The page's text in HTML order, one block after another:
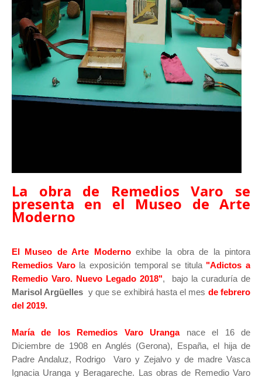
La obra de Remedios Varo se
presenta en el Museo de Arte
Moderno
El Museo de Arte Modernoexhibe la obra de la pintora
Remedios Varo la exposición temporal se titula "Adictos a
Remedio Varo. Nuevo Legado 2018", bajo la curaduría de
Marisol Argüelles y que se exhibirá hasta el mes de febrero
del 2019.
María de los Remedios Varo Uranganace el 16 de
Diciembre de 1908 en Anglés (Gerona), España, el hija de
Padre Andaluz, Rodrigo Varo y Zejalvo y de madre Vasca
Ignacia Uranga y Beragareche. Las obras de Remedio Varo